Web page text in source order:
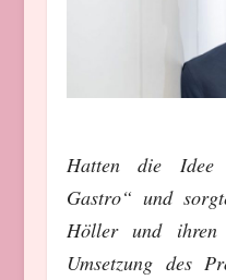
Hatten die Idee
Gastro“ und
Höller und ihren
Umsetzung des